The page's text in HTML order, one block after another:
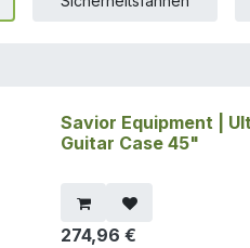
Savior Equipment |
Guitar Case 45"
274,96 €